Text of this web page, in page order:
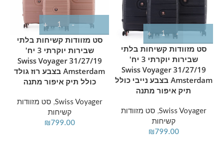
נכנסות אחת בתוך השנייה בצורת "בבושקה" כדי
לחסוך מקום יקר בארון בבית.
תנועה ללא מאמץ:
כל מזוודה מצוידת ב-4 גלגלי
סיליקון כפולים בעלי סיבוב של 360 מעלות לתנועה
קלה ושקטה.
📏 מפרט מידות ומשקלים (כולל
מזוודה קטנה 20 אינץ':
38×22×55 ס"מ | משקל:
סט מזוודות קשיחות בלתי
שבירות יוקרתי 3 יח'
31/27/19 Swiss Voyager
Amsterdam בצבע נייבי כולל
תיק איפור מתנה
Swiss Voyager
, סט מזוודות
קשיחות
₪799.00
סט מזוודות קשיחות בלתי
שבירות יוקרתי 3 יח'
31/27/19 Swiss Voyager
Amsterdam בצבע רוז גולד
כולל תיק איפור מתנה
Swiss Voyager
, סט מזוודות
קשיחות
₪799.00